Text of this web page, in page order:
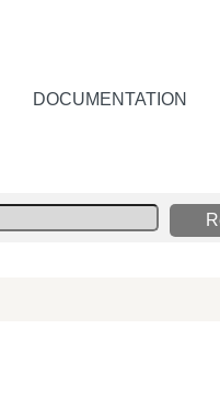
DOCUMENTATION